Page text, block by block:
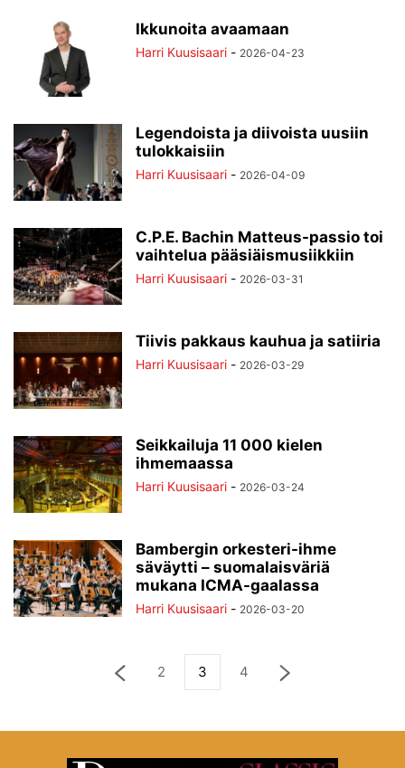
Ikkunoita avaamaan
Harri Kuusisaari - 2026-04-23
Legendoista ja diivoista uusiin
tulokkaisiin
Harri Kuusisaari - 2026-04-09
C.P.E. Bachin Matteus-passio toi
vaihtelua pääsiäismusiikkiin
Harri Kuusisaari - 2026-03-31
Tiivis pakkaus kauhua ja satiiria
Harri Kuusisaari - 2026-03-29
Seikkailuja 11 000 kielen
ihmemaassa
Harri Kuusisaari - 2026-03-24
Bambergin orkesteri-ihme
säväytti – suomalaisväriä
mukana ICMA-gaalassa
Harri Kuusisaari - 2026-03-20
2 3 4